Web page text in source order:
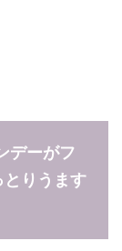
デーがフ
とりうます